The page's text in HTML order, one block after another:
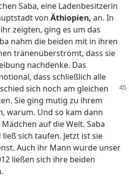
Saba, eine Ladenbesitzerin
von Äthiopien, an. In
zeigten, ging es um das
nahm die beiden mit in ihren
tränenüberströmt, dass sie
nachdenke. Das
dass schließlich alle
sich noch am gleichen
Sie ging mutig zu ihrem
warum. Und so kam dann
auf die Welt. Saba
sich taufen. Jetzt ist sie
Auch ihr Mann wurde unser
ließen sich ihre beiden